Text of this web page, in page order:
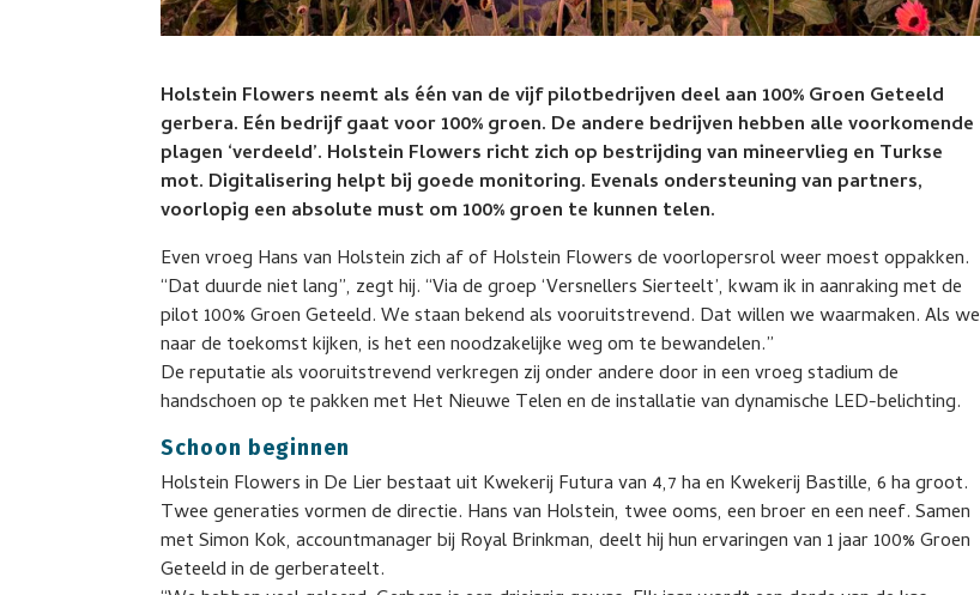
Holstein Flowers neemt als één van de vijf pilotbedrijven deel aan 100% Groen Geteeld
gerbera. Eén bedrijf gaat voor 100% groen. De andere bedrijven hebben alle voorkomende
plagen ‘verdeeld’. Holstein Flowers richt zich op bestrijding van mineervlieg en Turkse
mot. Digitalisering helpt bij goede monitoring. Evenals ondersteuning van partners,
voorlopig een absolute must om 100% groen te kunnen telen.
Even vroeg Hans van Holstein zich af of Holstein Flowers de voorlopersrol weer moest oppakken.
“Dat duurde niet lang”, zegt hij. “Via de groep ‘Versnellers Sierteelt’, kwam ik in aanraking met de
pilot 100% Groen Geteeld. We staan bekend als vooruitstrevend. Dat willen we waarmaken. Als we
naar de toekomst kijken, is het een noodzakelijke weg om te bewandelen.”
De reputatie als vooruitstrevend verkregen zij onder andere door in een vroeg stadium de
handschoen op te pakken met Het Nieuwe Telen en de installatie van dynamische LED-belichting.
Schoon beginnen
Holstein Flowers in De Lier bestaat uit Kwekerij Futura van 4,7 ha en Kwekerij Bastille, 6 ha groot.
Twee generaties vormen de directie. Hans van Holstein, twee ooms, een broer en een neef. Samen
met Simon Kok, accountmanager bij Royal Brinkman, deelt hij hun ervaringen van 1 jaar 100% Groen
Geteeld in de gerberateelt.